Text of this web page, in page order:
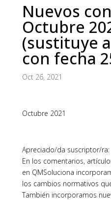
Nuevos
Octubre
(sustituye
con fecha
Oct 26, 2021
Octubre 2021
Apreciado/da suscriptor/ra:
En los comentarios,
en QMSoluciona
los cambios normativos
También incorporamos